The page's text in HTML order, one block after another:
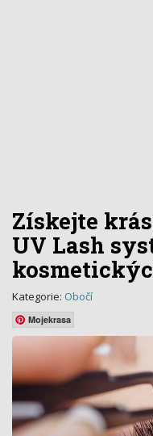
Získejte
UV Lash
Kategorie: Obočí
Mojekrasa